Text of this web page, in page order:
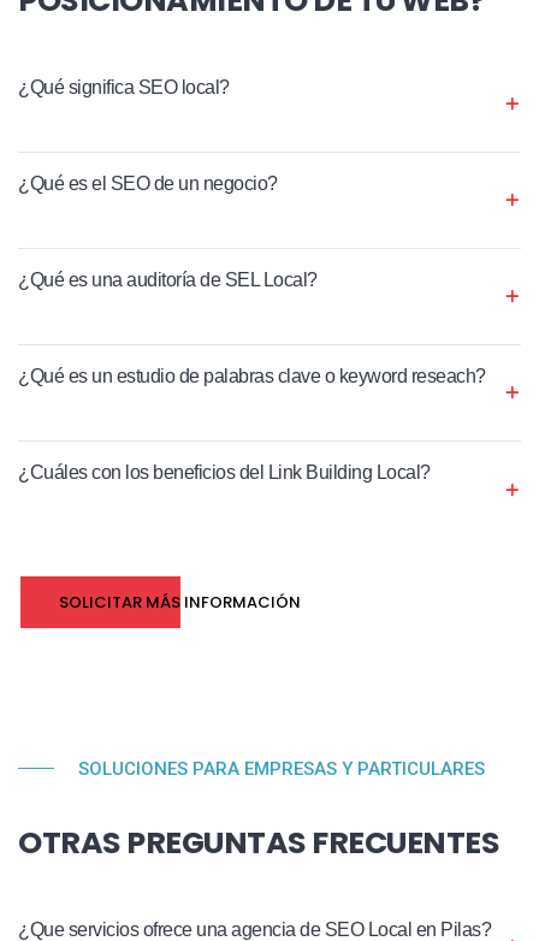
¿Qué significa SEO local?
¿Qué es el SEO de un negocio?
¿Qué es una auditoría de SEL Local?
¿Qué es un estudio de palabras clave o keyword reseach?
¿Cuáles con los beneficios del Link Building Local?
SOLICITAR MÁS INFORMACIÓN
SOLUCIONES PARA EMPRESAS Y PARTICULARES
OTRAS PREGUNTAS FRECUENTES
¿Que servicios ofrece una agencia de SEO Local en Pilas?